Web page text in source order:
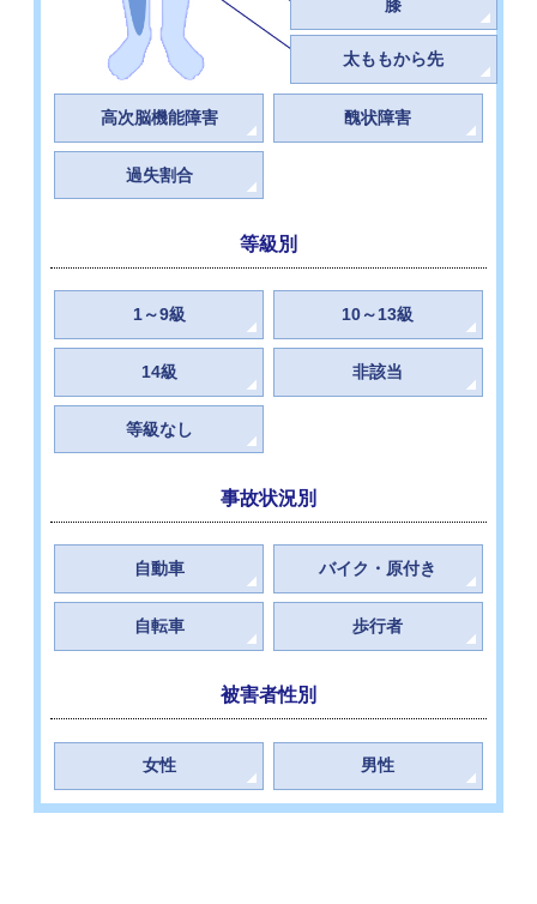
膝
太ももから先
高次脳機能障害 醜状障害
過失割合
等級別
1～9級 10～13級
14級 非該当
等級なし
事故状況別
自動車 バイク・原付き
自転車 歩行者
被害者性別
女性 男性